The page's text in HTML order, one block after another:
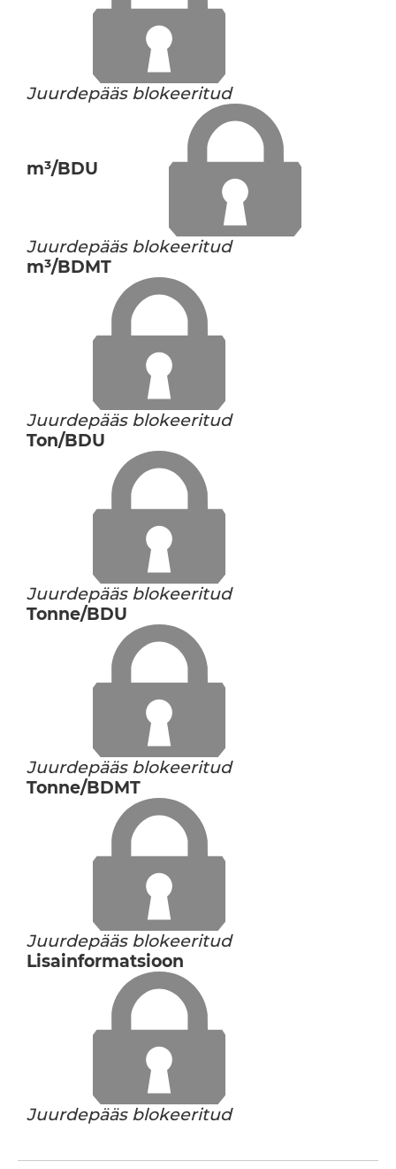
Juurdepääs blokeeritud
m³/BDU
Juurdepääs blokeeritud
m³/BDMT
Juurdepääs blokeeritud
Ton/BDU
Juurdepääs blokeeritud
Tonne/BDU
Juurdepääs blokeeritud
Tonne/BDMT
Juurdepääs blokeeritud
Lisainformatsioon
Juurdepääs blokeeritud